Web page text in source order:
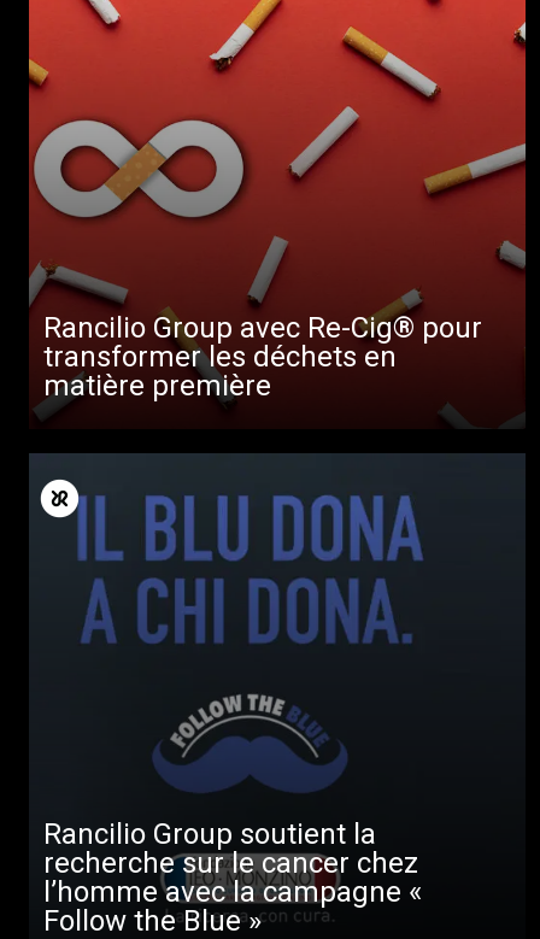
Rancilio Group avec Re-Cig® pour
transformer les déchets en
matière première
Rancilio Group soutient la
recherche sur le cancer chez
l’homme avec la campagne «
Follow the Blue »